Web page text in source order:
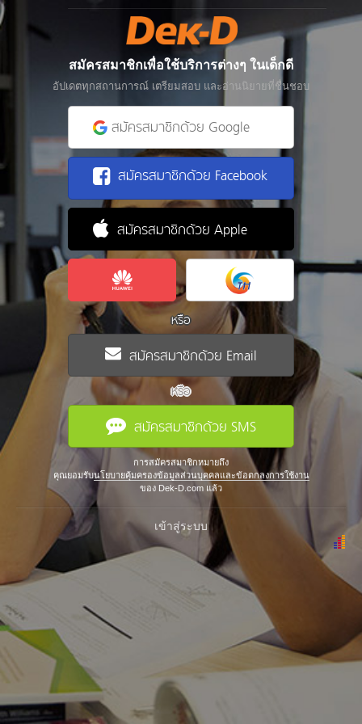
สมัครสมาชิกเพื่อใช้บริการต่างๆ ในเด็กดี
อัปเดตทุกสถานการณ์ เตรียมสอบ และอ่านนิยายที่ชื่นชอบ
สมัครสมาชิกด้วย Google
สมัครสมาชิกด้วย Facebook
สมัครสมาชิกด้วย Apple
หรือ
สมัครสมาชิกด้วย Email
หรือ
สมัครสมาชิกด้วย SMS
การสมัครสมาชิกหมายถึง
คุณยอมรับนโยบายคุ้มครองข้อมูลส่วนบุคคลและข้อตกลงการใช้งาน
ของ Dek-D.com แล้ว
เข้าสู่ระบบ